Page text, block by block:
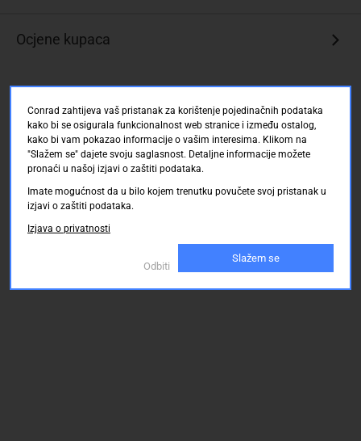
Ocjene kupaca
Conrad zahtijeva vaš pristanak za korištenje pojedinačnih podataka
kako bi se osigurala funkcionalnost web stranice i između ostalog,
kako bi vam pokazao informacije o vašim interesima. Klikom na
"Slažem se" dajete svoju saglasnost. Detaljne informacije možete
pronaći u našoj izjavi o zaštiti podataka.
Imate mogućnost da u bilo kojem trenutku povučete svoj pristanak u
izjavi o zaštiti podataka.
Izjava o privatnosti
Odbiti
Slažem se